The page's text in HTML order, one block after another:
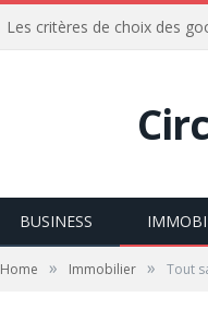
Les critères de choix des
Circ
BUSINESS
Home » Immobilier » Tout